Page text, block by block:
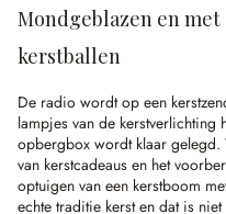
Mondgeblazen en
kerstballen
De radio wordt op een
lampjes van de kerstverlichting
opbergbox wordt klaar gelegd.
van kerstcadeaus en het
optuigen van een kerstboom
echte traditie kerst en dat is